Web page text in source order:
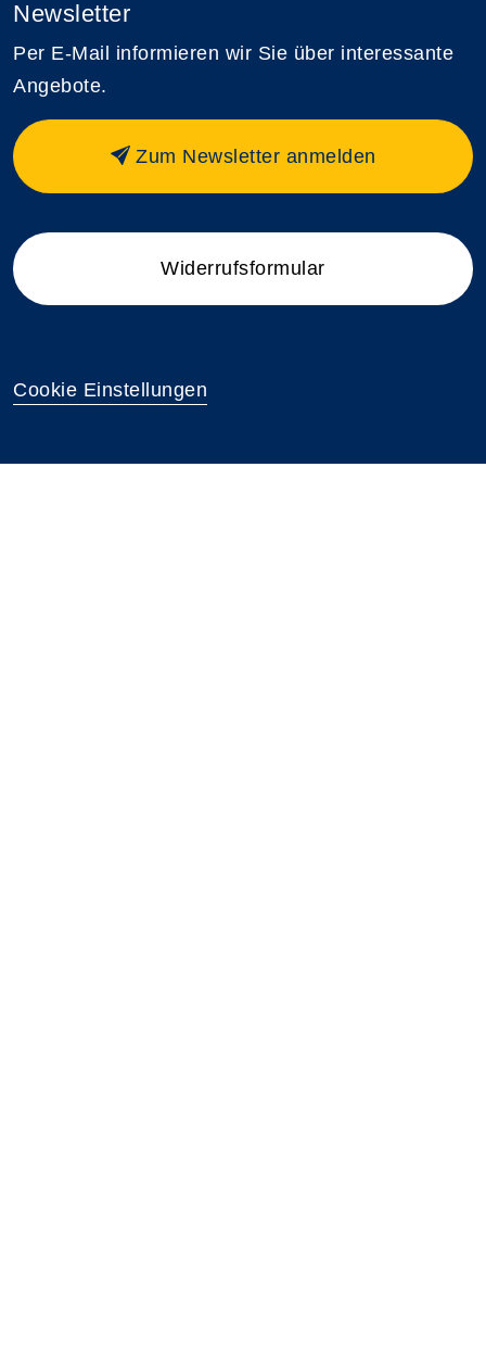
Newsletter
Per E-Mail informieren wir Sie über interessante
Angebote.
Zum Newsletter anmelden
Widerrufsformular
Cookie Einstellungen